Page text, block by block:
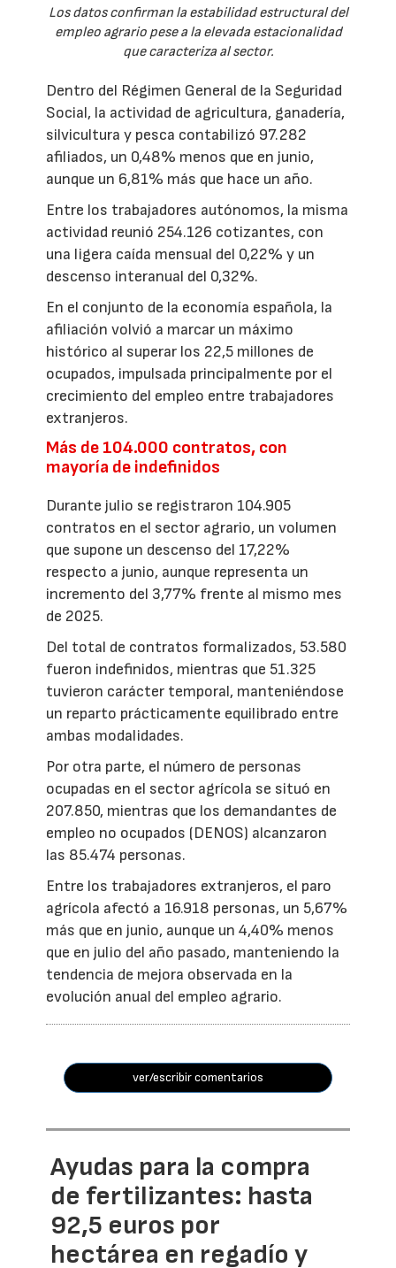
Los datos confirman la estabilidad estructural del
empleo agrario pese a la elevada estacionalidad
que caracteriza al sector.
Dentro del Régimen General de la Seguridad
Social, la actividad de agricultura, ganadería,
silvicultura y pesca contabilizó 97.282
afiliados, un 0,48% menos que en junio,
aunque un 6,81% más que hace un año.
Entre los trabajadores autónomos, la misma
actividad reunió 254.126 cotizantes, con
una ligera caída mensual del 0,22% y un
descenso interanual del 0,32%.
En el conjunto de la economía española, la
afiliación volvió a marcar un máximo
histórico al superar los 22,5 millones de
ocupados, impulsada principalmente por el
crecimiento del empleo entre trabajadores
extranjeros.
Más de 104.000 contratos, con
mayoría de indefinidos
Durante julio se registraron 104.905
contratos en el sector agrario, un volumen
que supone un descenso del 17,22%
respecto a junio, aunque representa un
incremento del 3,77% frente al mismo mes
de 2025.
Del total de contratos formalizados, 53.580
fueron indefinidos, mientras que 51.325
tuvieron carácter temporal, manteniéndose
un reparto prácticamente equilibrado entre
ambas modalidades.
Por otra parte, el número de personas
ocupadas en el sector agrícola se situó en
207.850, mientras que los demandantes de
empleo no ocupados (DENOS) alcanzaron
las 85.474 personas.
Entre los trabajadores extranjeros, el paro
agrícola afectó a 16.918 personas, un 5,67%
más que en junio, aunque un 4,40% menos
que en julio del año pasado, manteniendo la
tendencia de mejora observada en la
evolución anual del empleo agrario.
ver/escribir comentarios
Ayudas para la compra
de fertilizantes: hasta
92,5 euros por
hectárea en regadío y